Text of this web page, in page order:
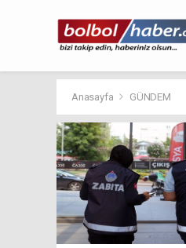
Anasayfa GÜNDEM